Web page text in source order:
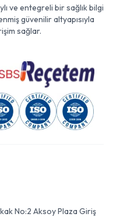
ve entegreli bir sağlık bilgi
güvenilir altyapısıyla
sağlar.
No:2 Aksoy Plaza Giriş